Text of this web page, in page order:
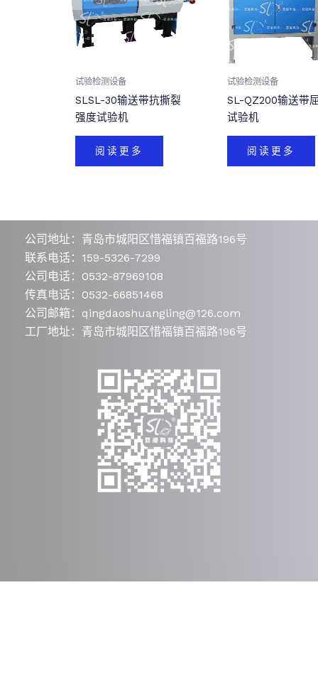
试验检测设备
SLSL-30输送带抗撕裂
强度试验机
阅读更多
试验检测设备
SL-QZ200输送带
试验机
阅读更多
公司地址：青岛市城阳区惜福镇百福路196号
联系电话：159-5326-7299
公司电话：0532-87969108
传真电话：0532-66851468
公司邮箱：qingdaoshuangling@126.com
工厂地址：青岛市城阳区惜福镇百福路196号